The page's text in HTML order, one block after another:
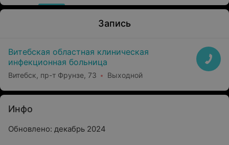
Запись
Витебская областная клиническая
инфекционная больница
Витебск, пр-т Фрунзе, 73 Выходной
Инфо
Обновлено: декабрь 2024